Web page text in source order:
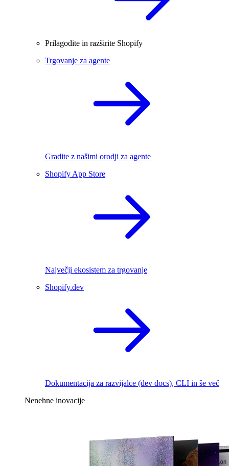
Prilagodite in razširite Shopify
Trgovanje za agente
Gradite z našimi orodji za agente
Shopify App Store
Največji ekosistem za trgovanje
Shopify.dev
Dokumentacija za razvijalce (dev docs), CLI in še več
Nenehne inovacije